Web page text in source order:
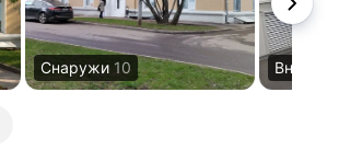
Снаружи 10 Внутри